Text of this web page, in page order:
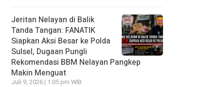
Jeritan Nelayan di Balik
Tanda Tangan: FANATIK
Siapkan Aksi Besar ke Polda
Sulsel, Dugaan Pungli
Rekomendasi BBM Nelayan Pangkep
Makin Menguat
Juli 9, 2026 | 1:05 pm WIB